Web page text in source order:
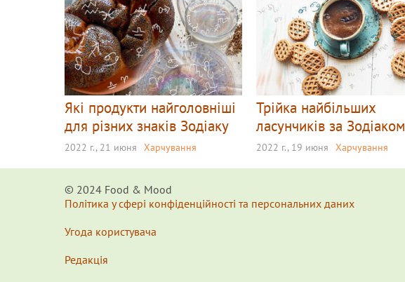
Які продукти найголовніші
для різних знаків Зодіаку
2022 г., 21 июня Харчування
Трійка найбільших
ласунчиків за Зодіаком
2022 г., 19 июня Харчування
© 2024 Food & Мood
Політика у сфері конфіденційності та персональних даних
Угода користувача
Редакція